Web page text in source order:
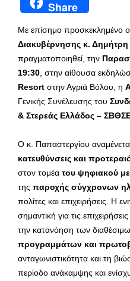
Share
Με επίσημο προσκεκλημένο
Διακυβέρνησης κ.
πραγματοποιηθεί, την
19:30 , στην αίθουσα
Resort στην Αγριά Βόλου, η
Γενικής Συνέλευσης του
& Στερεάς Ελλάδος –
Ο κ. Παπαστεργίου
κατευθύνσεις και
στον τομέα του ψηφιακού
της παροχής σύγχρονων
πολίτες και επιχειρήσεις. Η
σημαντική για τις
την κατανόηση των
προγραμμάτων και
ανταγωνιστικότητα και τη
περίοδο ανάκαμψης και